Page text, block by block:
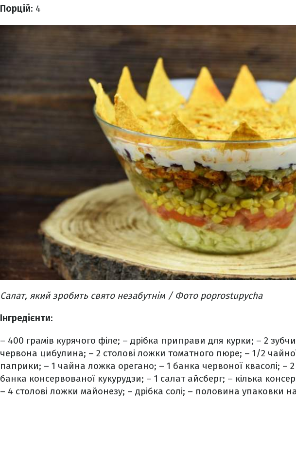
Порцій: 4
Салат, який зробить свято незабутнім / Фото poprostupycha
Інгредієнти:
– 400 грамів курячого філе; – дрібка приправи для курки; – 2
червона цибулина; – 2 столові ложки томатного пюре; – 1/2
паприки; – 1 чайна ложка орегано; – 1 банка червоної квасолі; –
банка консервованої кукурудзи; – 1 салат айсберг; – кілька
– 4 столові ложки майонезу; – дрібка солі; – половина упаковки